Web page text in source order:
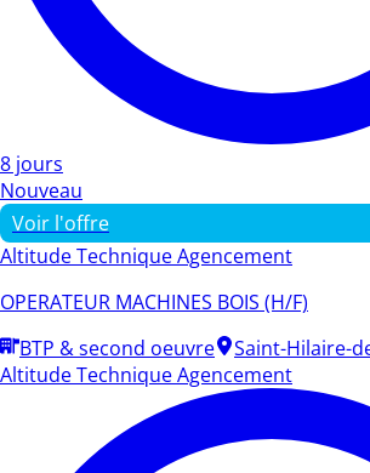
8 jours
Nouveau
Voir l'offre
Altitude Technique Agencement
OPERATEUR MACHINES BOIS (H/F)
BTP & second oeuvre
Saint-Hilaire-
Altitude Technique Agencement